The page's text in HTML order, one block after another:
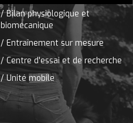
/ Bilan physiologique et
biomécanique
/ Entraînement sur mesure
/ Centre d'essai et de recherche
/ Unité mobile